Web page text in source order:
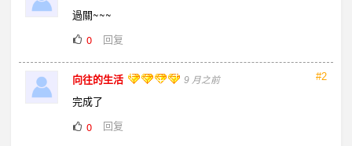
過關~~~
0
回复
#2
向往的生活 9 月之前
完成了
0
回复